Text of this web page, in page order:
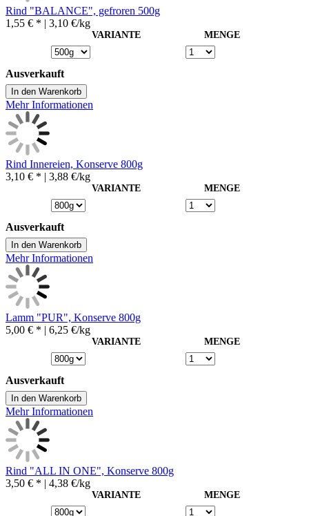
Rind "BALANCE", gefroren 500g
1,55 € * | 3,10 €/kg
VARIANTE MENGE
Ausverkauft
In den Warenkorb
Mehr Informationen
Rind Innereien, Konserve 800g
3,10 € * | 3,88 €/kg
VARIANTE MENGE
Ausverkauft
In den Warenkorb
Mehr Informationen
Lamm "PUR", Konserve 800g
5,00 € * | 6,25 €/kg
VARIANTE MENGE
Ausverkauft
In den Warenkorb
Mehr Informationen
Rind "ALL IN ONE", Konserve 800g
3,50 € * | 4,38 €/kg
VARIANTE MENGE